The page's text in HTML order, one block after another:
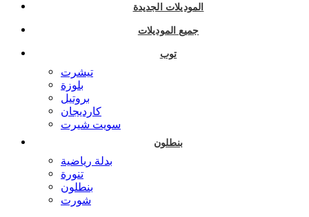
الموديلات الجديدة
جميع الموديلات
توب
تيشرت
بلوزة
بروتيل
كارديجان
سويت شيرت
بنطلون
بدلة رياضية
تنورة
بنطلون
شورت